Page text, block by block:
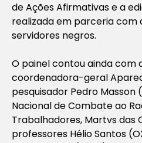
de Ações Afirmativas e a
realizada em parceria com
servidores negros.
O painel contou ainda com
coordenadora-geral
pesquisador Pedro Masson
Nacional de Combate ao
Trabalhadores, Martvs das
professores Hélio Santos